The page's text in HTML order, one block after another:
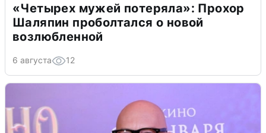
«Четырех мужей потеряла»: Прохор
Шаляпин проболтался о новой
возлюбленной
6 августа 12